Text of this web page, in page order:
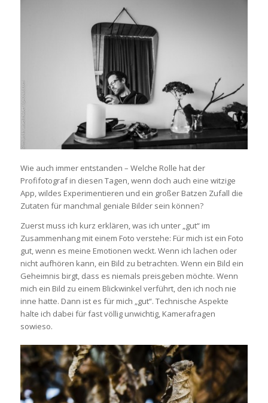
Wie auch immer entstanden – Welche Rolle hat der
Profifotograf in diesen Tagen, wenn doch auch eine witzige
App, wildes Experimentieren und ein großer Batzen Zufall die
Zutaten für manchmal geniale Bilder sein können?
Zuerst muss ich kurz erklären, was ich unter „gut“ im
Zusammenhang mit einem Foto verstehe: Für mich ist ein Foto
gut, wenn es meine Emotionen weckt. Wenn ich lachen oder
nicht aufhören kann, ein Bild zu betrachten. Wenn ein Bild ein
Geheimnis birgt, dass es niemals preisgeben möchte. Wenn
mich ein Bild zu einem Blickwinkel verführt, den ich noch nie
inne hatte. Dann ist es für mich „gut“. Technische Aspekte
halte ich dabei für fast völlig unwichtig, Kamerafragen
sowieso.